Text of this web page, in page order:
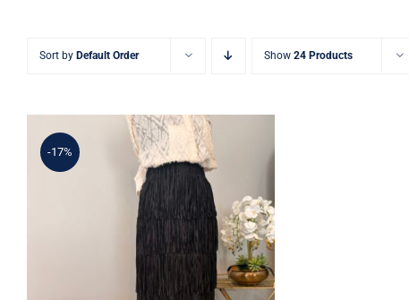
Sort by Default Order Show 24 Products
-17%
Şık Püskül Detaylı Siyah
Yüksek Bel Etek